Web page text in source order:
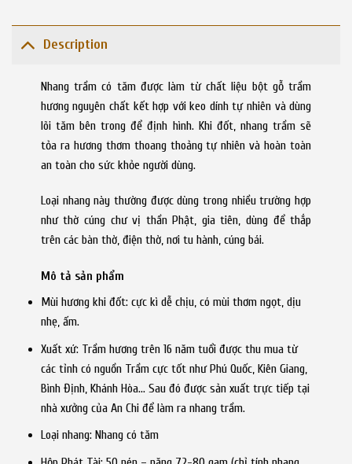
Description
Nhang trầm có tăm được làm từ chất liệu bột gỗ trầm
hương nguyên chất kết hợp với keo dính tự nhiên và dùng
lõi tăm bên trong để định hình. Khi đốt, nhang trầm sẽ
tỏa ra hương thơm thoang thoảng tự nhiên và hoàn toàn
an toàn cho sức khỏe người dùng.
Loại nhang này thường được dùng trong nhiều trường hợp
như thờ cúng chư vị thần Phật, gia tiên, dùng để thắp
trên các bàn thờ, điện thờ, nơi tu hành, cúng bái.
Mô tả sản phẩm
Mùi hương khi đốt: cực kì dễ chịu, có mùi thơm ngọt, dịu
nhẹ, ấm.
Xuất xứ: Trầm hương trên 16 năm tuổi được thu mua từ
các tỉnh có nguồn Trầm cực tốt như Phú Quốc, Kiên Giang,
Bình Định, Khánh Hòa… Sau đó được sản xuất trực tiếp tại
nhà xưởng của An Chi để làm ra nhang trầm.
Loại nhang: Nhang có tăm